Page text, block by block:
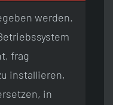
werden.
frag
installieren,
in